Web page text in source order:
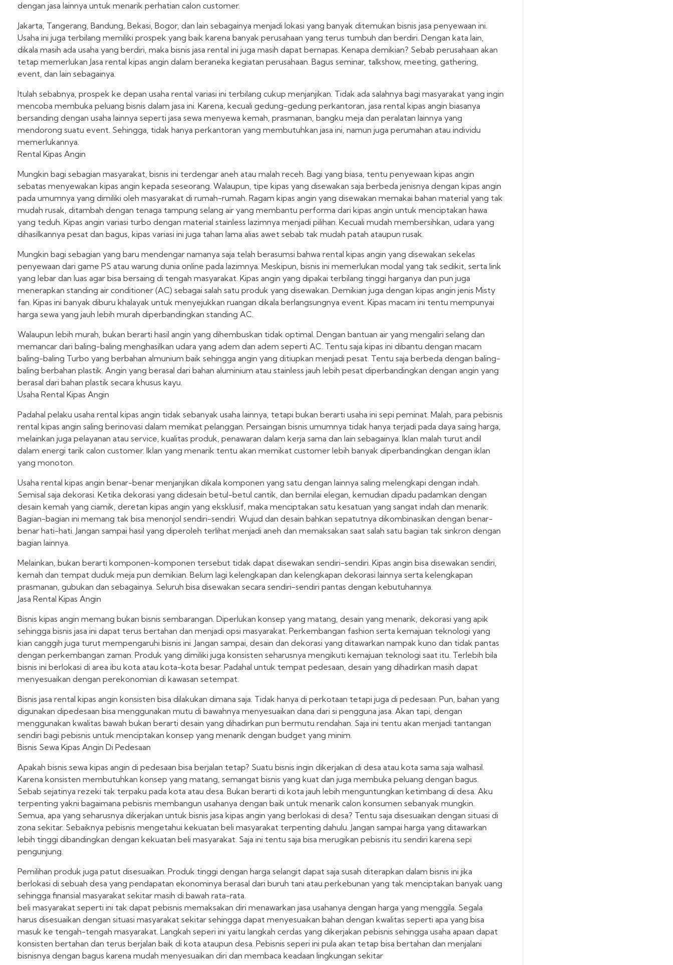
dengan jasa lainnya untuk menarik perhatian calon customer.
Jakarta, Tangerang, Bandung, Bekasi, Bogor, dan lain sebagainya menjadi lokasi yang banyak ditemukan bisnis jasa penyewaan ini.
Usaha ini juga terbilang memiliki prospek yang baik karena banyak perusahaan yang terus tumbuh dan berdiri. Dengan kata lain,
dikala masih ada usaha yang berdiri, maka bisnis jasa rental ini juga masih dapat bernapas. Kenapa demikian? Sebab perusahaan akan
tetap memerlukan Jasa rental kipas angin dalam beraneka kegiatan perusahaan. Bagus seminar, talkshow, meeting, gathering,
event, dan lain sebagainya.
Itulah sebabnya, prospek ke depan usaha rental variasi ini terbilang cukup menjanjikan. Tidak ada salahnya bagi masyarakat yang ingin
mencoba membuka peluang bisnis dalam jasa ini. Karena, kecuali gedung-gedung perkantoran, jasa rental kipas angin biasanya
bersanding dengan usaha lainnya seperti jasa sewa menyewa kemah, prasmanan, bangku meja dan peralatan lainnya yang
mendorong suatu event. Sehingga, tidak hanya perkantoran yang membutuhkan jasa ini, namun juga perumahan atau individu
memerlukannya.
Rental Kipas Angin
Mungkin bagi sebagian masyarakat, bisnis ini terdengar aneh atau malah receh. Bagi yang biasa, tentu penyewaan kipas angin
sebatas menyewakan kipas angin kepada seseorang. Walaupun, tipe kipas yang disewakan saja berbeda jenisnya dengan kipas angin
pada umumnya yang dimiliki oleh masyarakat di rumah-rumah. Ragam kipas angin yang disewakan memakai bahan material yang tak
mudah rusak, ditambah dengan tenaga tampung selang air yang membantu performa dari kipas angin untuk menciptakan hawa
yang teduh. Kipas angin variasi turbo dengan material stainless lazimnya menjadi pilihan. Kecuali mudah membersihkan, udara yang
dihasilkannya pesat dan bagus, kipas variasi ini juga tahan lama alias awet sebab tak mudah patah ataupun rusak.
Mungkin bagi sebagian yang baru mendengar namanya saja telah berasumsi bahwa rental kipas angin yang disewakan sekelas
penyewaan dari game PS atau warung dunia online pada lazimnya. Meskipun, bisnis ini memerlukan modal yang tak sedikit, serta link
yang lebar dan luas agar bisa bersaing di tengah masyarakat. Kipas angin yang dipakai terbilang tinggi harganya dan pun juga
menerapkan standing air conditioner (AC) sebagai salah satu produk yang disewakan. Demikian juga dengan kipas angin jenis Misty
fan. Kipas ini banyak diburu khalayak untuk menyejukkan ruangan dikala berlangsungnya event. Kipas macam ini tentu mempunyai
harga sewa yang jauh lebih murah diperbandingkan standing AC.
Walaupun lebih murah, bukan berarti hasil angin yang dihembuskan tidak optimal. Dengan bantuan air yang mengaliri selang dan
memancar dari baling-baling menghasilkan udara yang adem dan adem seperti AC. Tentu saja kipas ini dibantu dengan macam
baling-baling Turbo yang berbahan almunium baik sehingga angin yang ditiupkan menjadi pesat. Tentu saja berbeda dengan baling-
baling berbahan plastik. Angin yang berasal dari bahan aluminium atau stainless jauh lebih pesat diperbandingkan dengan angin yang
berasal dari bahan plastik secara khusus kayu.
Usaha Rental Kipas Angin
Padahal pelaku usaha rental kipas angin tidak sebanyak usaha lainnya, tetapi bukan berarti usaha ini sepi peminat. Malah, para pebisnis
rental kipas angin saling berinovasi dalam memikat pelanggan. Persaingan bisnis umumnya tidak hanya terjadi pada daya saing harga,
melainkan juga pelayanan atau service, kualitas produk, penawaran dalam kerja sama dan lain sebagainya. Iklan malah turut andil
dalam energi tarik calon customer. Iklan yang menarik tentu akan memikat customer lebih banyak diperbandingkan dengan iklan
yang monoton.
Usaha rental kipas angin benar-benar menjanjikan dikala komponen yang satu dengan lainnya saling melengkapi dengan indah.
Semisal saja dekorasi. Ketika dekorasi yang didesain betul-betul cantik, dan bernilai elegan, kemudian dipadu padamkan dengan
desain kemah yang ciamik, deretan kipas angin yang eksklusif, maka menciptakan satu kesatuan yang sangat indah dan menarik.
Bagian-bagian ini memang tak bisa menonjol sendiri-sendiri. Wujud dan desain bahkan sepatutnya dikombinasikan dengan benar-
benar hati-hati. Jangan sampai hasil yang diperoleh terlihat menjadi aneh dan memaksakan saat salah satu bagian tak sinkron dengan
bagian lainnya.
Melainkan, bukan berarti komponen-komponen tersebut tidak dapat disewakan sendiri-sendiri. Kipas angin bisa disewakan sendiri,
kemah dan tempat duduk meja pun demikian. Belum lagi kelengkapan dan kelengkapan dekorasi lainnya serta kelengkapan
prasmanan, gubukan dan sebagainya. Seluruh bisa disewakan secara sendiri-sendiri pantas dengan kebutuhannya.
Jasa Rental Kipas Angin
Bisnis kipas angin memang bukan bisnis sembarangan. Diperlukan konsep yang matang, desain yang menarik, dekorasi yang apik
sehingga bisnis jasa ini dapat terus bertahan dan menjadi opsi masyarakat. Perkembangan fashion serta kemajuan teknologi yang
kian canggih juga turut mempengaruhi bisnis ini. Jangan sampai, desain dan dekorasi yang ditawarkan nampak kuno dan tidak pantas
dengan perkembangan zaman. Produk yang dimiliki juga konsisten seharusnya mengikuti kemajuan teknologi saat itu. Terlebih bila
bisnis ini berlokasi di area ibu kota atau kota-kota besar. Padahal untuk tempat pedesaan, desain yang dihadirkan masih dapat
menyesuaikan dengan perekonomian di kawasan setempat.
Bisnis jasa rental kipas angin konsisten bisa dilakukan dimana saja. Tidak hanya di perkotaan tetapi juga di pedesaan. Pun, bahan yang
digunakan dipedesaan bisa menggunakan mutu di bawahnya menyesuaikan dana dari si pengguna jasa. Akan tapi, dengan
menggunakan kwalitas bawah bukan berarti desain yang dihadirkan pun bermutu rendahan. Saja ini tentu akan menjadi tantangan
sendiri bagi pebisnis untuk menciptakan konsep yang menarik dengan budget yang minim.
Bisnis Sewa Kipas Angin Di Pedesaan
Apakah bisnis sewa kipas angin di pedesaan bisa berjalan tetap? Suatu bisnis ingin dikerjakan di desa atau kota sama saja walhasil.
Karena konsisten membutuhkan konsep yang matang, semangat bisnis yang kuat dan juga membuka peluang dengan bagus.
Sebab sejatinya rezeki tak terpaku pada kota atau desa. Bukan berarti di kota jauh lebih menguntungkan ketimbang di desa. Aku
terpenting yakni bagaimana pebisnis membangun usahanya dengan baik untuk menarik calon konsumen sebanyak mungkin.
Semua, apa yang seharusnya dikerjakan untuk bisnis jasa kipas angin yang berlokasi di desa? Tentu saja disesuaikan dengan situasi di
zona sekitar. Sebaiknya pebisnis mengetahui kekuatan beli masyarakat terpenting dahulu. Jangan sampai harga yang ditawarkan
lebih tinggi dibandingkan dengan kekuatan beli masyarakat. Saja ini tentu saja bisa merugikan pebisnis itu sendiri karena sepi
pengunjung.
Pemilihan produk juga patut disesuaikan. Produk tinggi dengan harga selangit dapat saja susah diterapkan dalam bisnis ini jika
berlokasi di sebuah desa yang pendapatan ekonominya berasal dari buruh tani atau perkebunan yang tak menciptakan banyak uang
sehingga finansial masyarakat sekitar masih di bawah rata-rata.
beli masyarakat seperti ini tak dapat pebisnis memaksakan diri menawarkan jasa usahanya dengan harga yang menggila. Segala
harus disesuaikan dengan situasi masyarakat sekitar sehingga dapat menyesuaikan bahan dengan kwalitas seperti apa yang bisa
masuk ke tengah-tengah masyarakat. Langkah seperi ini yaitu langkah cerdas yang dikerjakan pebisnis sehingga usaha apaan dapat
konsisten bertahan dan terus berjalan baik di kota ataupun desa. Pebisnis seperi ini pula akan tetap bisa bertahan dan menjalani
bisnisnya dengan bagus karena mudah menyesuaikan diri dan membaca keadaan lingkungan sekitar